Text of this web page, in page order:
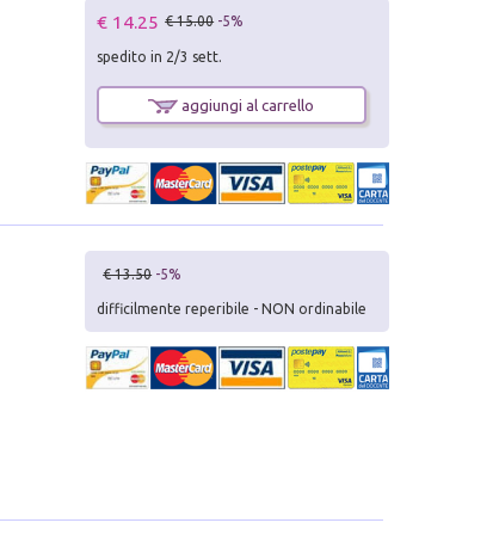
€ 14.25 € 15.00 -5%
spedito in 2/3 sett.
aggiungi al carrello
€ 13.50 -5%
difficilmente reperibile - NON ordinabile